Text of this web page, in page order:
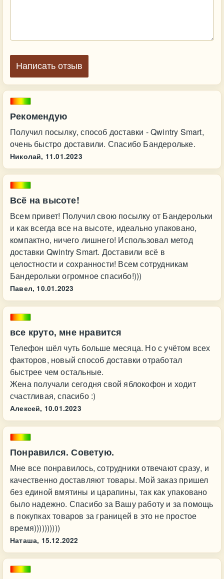
Рекомендую
Получил посылку, способ доставки - Qwintry Smart,
очень быстро доставили. Спасибо Бандерольке.
Николай, 11.01.2023
Всё на высоте!
Всем привет! Получил свою посылку от Бандерольки
и как всегда все на высоте, идеально упаковано,
компактно, ничего лишнего! Использовал метод
доставки Qwintry Smart. Доставили всё в
целостности и сохранности! Всем сотрудникам
Бандерольки огромное спасибо!)))
Павел, 10.01.2023
все круто, мне нравится
Телефон шёл чуть больше месяца. Но с учётом всех
факторов, новый способ доставки отработал
быстрее чем остальные.
Жена получали сегодня свой яблокофон и ходит
счастливая, спасибо :)
Алексей, 10.01.2023
Понравился. Советую.
Мне все понравилось, сотрудники отвечают сразу, и
качественно доставляют товары. Мой заказ пришел
без единой вмятины и царапины, так как упаковано
было надежно. Спасибо за Вашу работу и за помощь
в покупках товаров за границей в это не простое
время))))))))))
Наташа, 15.12.2022
Написать отзыв